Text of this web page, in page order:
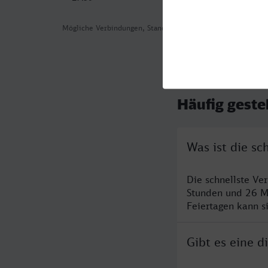
Mögliche Verbindungen, Stand: 2026-08-06 03:50
Häufig
Was ist die
Die schnellste
Stunden und 26
Feiertagen kann
Gibt es eine